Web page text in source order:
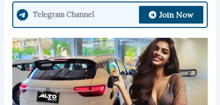
Telegram Channel Join Now